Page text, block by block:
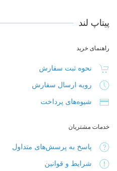
پیتاپ لند
راهنمای خرید
نحوه ثبت سفارش
رویه ارسال سفارش
شیوه‌های پرداخت
خدمات مشتریان
پاسخ به پرسش‌های متداول
شرایط و قوانین